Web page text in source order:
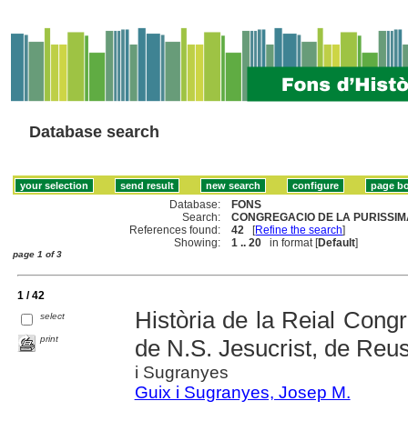
Database search
Database:
FONS
Search:
CONGREGACIO DE LA
References found:
42 [Refine the search]
Showing:
1 .. 20 in format [Default]
page 1 of 3
1 / 42
select
print
Història de la Reial
de N.S. Jesucrist, de
i Sugranyes
Guix i Sugranyes, Josep M.